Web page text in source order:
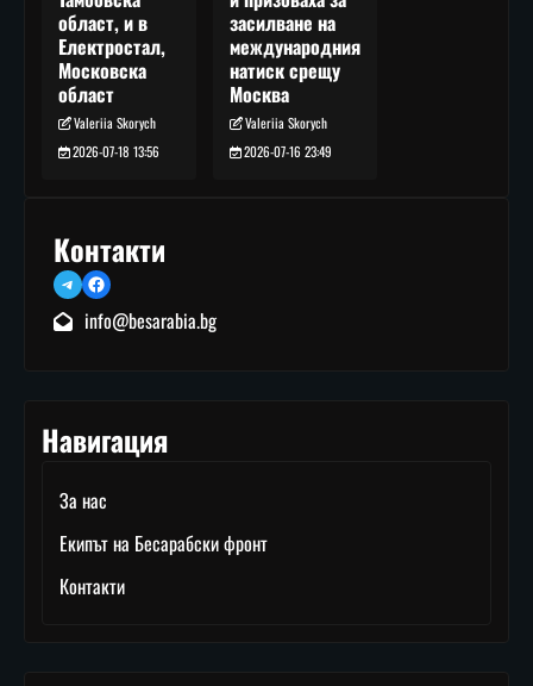
област, и в
Електростал,
Московска
област
Valeriia Skorych
2026-07-18 13:56
засилване на
международния
натиск срещу
Москва
Valeriia Skorych
2026-07-16 23:49
Контакти
TelegramFacebook
info@besarabia.bg
Навигация
За нас
Екипът на Бесарабски фронт
Контакти